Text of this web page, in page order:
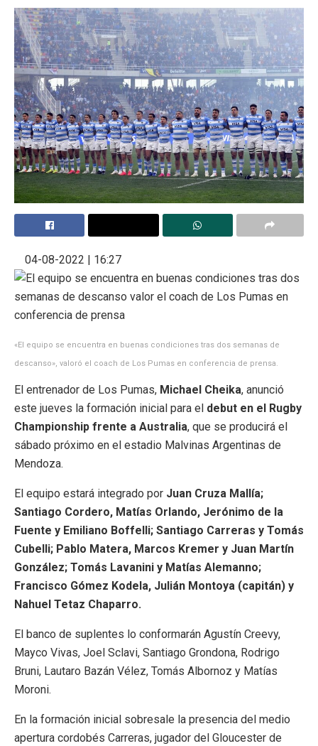
04-08-2022 | 16:27
«El equipo se encuentra en buenas condiciones tras dos semanas de
descanso», valoró el coach de Los Pumas en conferencia de prensa.
El entrenador de Los Pumas, Michael Cheika, anunció
este jueves la formación inicial para el debut en el Rugby
Championship frente a Australia, que se producirá el
sábado próximo en el estadio Malvinas Argentinas de
Mendoza.
El equipo estará integrado por Juan Cruza Mallía;
Santiago Cordero, Matías Orlando, Jerónimo de la
Fuente y Emiliano Boffelli; Santiago Carreras y Tomás
Cubelli; Pablo Matera, Marcos Kremer y Juan Martín
González; Tomás Lavanini y Matías Alemanno;
Francisco Gómez Kodela, Julián Montoya (capitán) y
Nahuel Tetaz Chaparro.
El banco de suplentes lo conformarán Agustín Creevy,
Mayco Vivas, Joel Sclavi, Santiago Grondona, Rodrigo
Bruni, Lautaro Bazán Vélez, Tomás Albornoz y Matías
Moroni.
En la formación inicial sobresale la presencia del medio
apertura cordobés Carreras, jugador del Gloucester de